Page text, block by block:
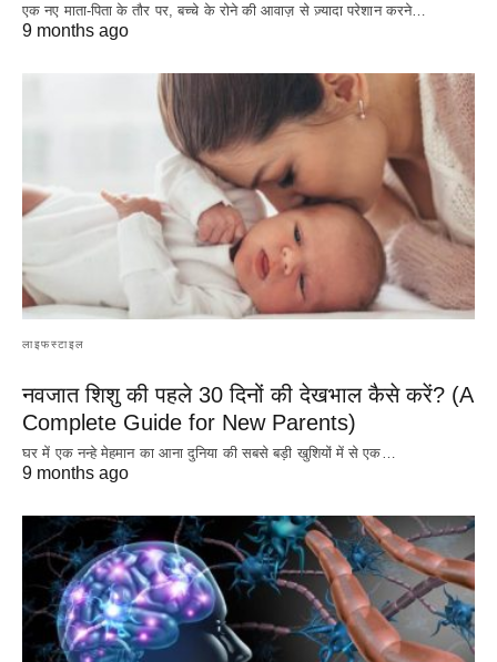
एक नए माता-पिता के तौर पर, बच्चे के रोने की आवाज़ से ज़्यादा परेशान करने…
9 months ago
लाइफस्टाइल
नवजात शिशु की पहले 30 दिनों की देखभाल कैसे करें? (A
Complete Guide for New Parents)
घर में एक नन्हे मेहमान का आना दुनिया की सबसे बड़ी खुशियों में से एक…
9 months ago